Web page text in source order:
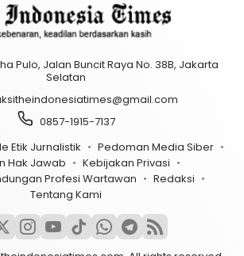
Pulo, Jalan Buncit Raya No. 38B, Jakarta
Selatan
0857-1915-7137
Etik Jurnalistik
Pedoman Media Siber
Hak Jawab
Kebijakan Privasi
Profesi Wartawan
Redaksi
Tentang Kami